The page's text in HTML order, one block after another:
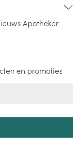
Apotheker
en promoties